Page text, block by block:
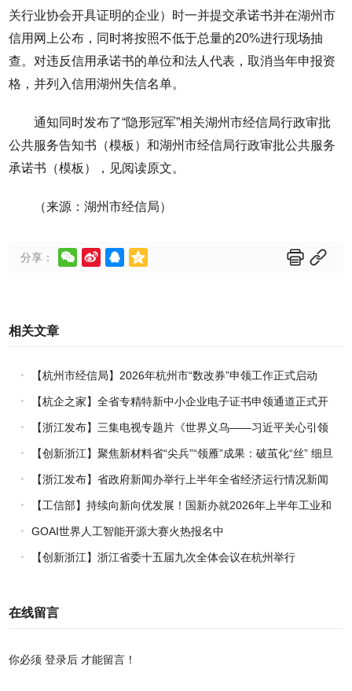
关行业协会开具证明的企业）时一并提交承诺书并在湖州市
信用网上公布，同时将按照不低于总量的20%进行现场抽
查。对违反信用承诺书的单位和法人代表，取消当年申报资
格，并列入信用湖州失信名单。
通知同时发布了“隐形冠军”相关湖州市经信局行政审批
公共服务告知书（模板）和湖州市经信局行政审批公共服务
承诺书（模板），见阅读原文。
（来源：湖州市经信局）
分享：      
相关文章
【杭州市经信局】2026年杭州市“数改券”申领工作正式启动
【杭企之家】全省专精特新中小企业电子证书申领通道正式开
通
【浙江发布】三集电视专题片《世界义乌——习近平关心引领
义乌发展》热播上线
【创新浙江】聚焦新材料省“尖兵”“领雁”成果：破茧化“丝” 细旦
PPS纤维的国产突围战
【浙江发布】省政府新闻办举行上半年全省经济运行情况新闻
发布会【工信部】持续向新向优发展！国新办就2026年上半年工业和
信息化发展情况举行新闻发布会
GOAI世界人工智能开源大赛火热报名中
【创新浙江】浙江省委十五届九次全体会议在杭州举行
在线留言
你必须登录后 才能留言！